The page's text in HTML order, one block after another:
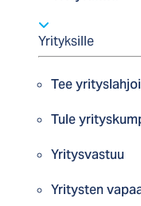
Yrityksille
Tee
Tule
Yritysvastuu
Yritysten